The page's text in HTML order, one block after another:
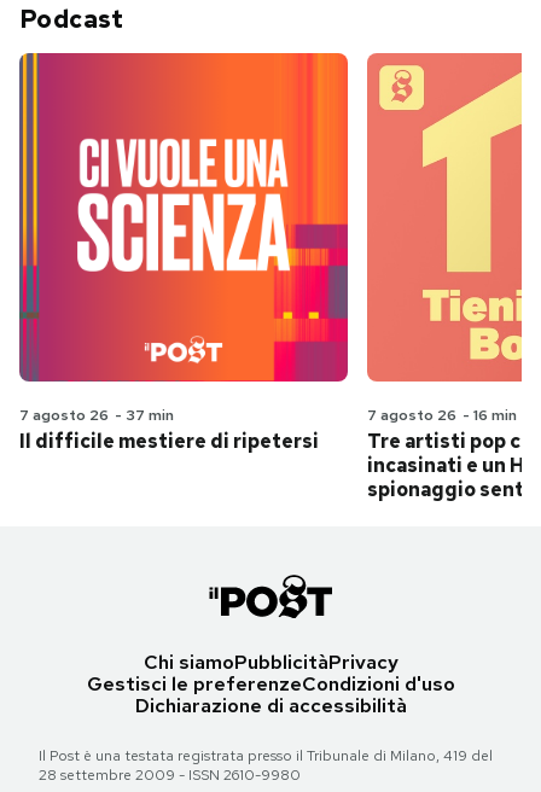
Podcast
7 agosto 26 - 37 min
Il difficile mestiere di ripetersi
7 agosto 26 - 16 min
Tre artisti pop
incasinati e un
spionaggio
Chi siamoPubblicitàPrivacy
Gestisci le preferenzeCondizioni d'uso
Dichiarazione di accessibilità
Il Post è una testata registrata presso il Tribunale di Milano, 419 del
28 settembre 2009 - ISSN 2610-9980